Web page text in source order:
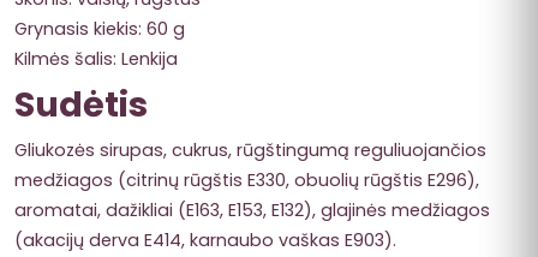
Grynasis kiekis: 60 g
Kilmės šalis: Lenkija
Sudėtis
Gliukozės sirupas, cukrus, rūgštingumą reguliuojančios
medžiagos (citrinų rūgštis E330, obuolių rūgštis E296),
aromatai, dažikliai (E163, E153, E132), glajinės medžiagos
(akacijų derva E414, karnaubo vaškas E903).